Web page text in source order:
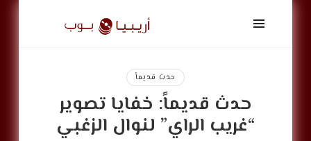
أريبيا
بوب
ArabiaPopحدث قديماً
حدث قديماً: خفايا تصوير
“غريب الراي” لنوال الزغبي